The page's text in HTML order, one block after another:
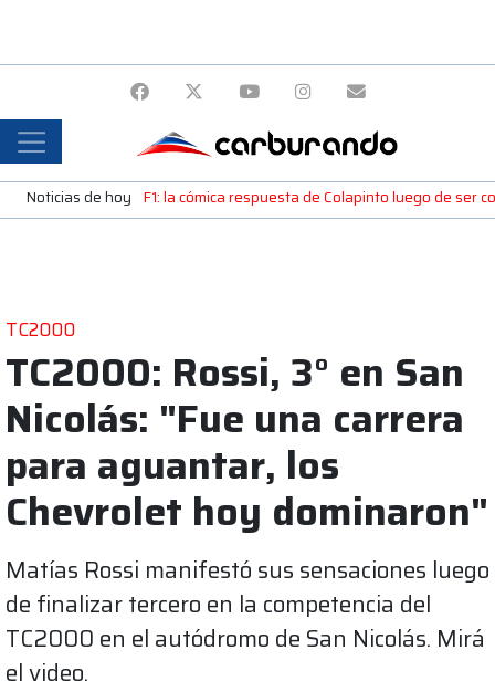
Noticias de hoy F1: la cómica respuesta de Colapinto luego de
TC2000
TC2000: Rossi, 3° en San
Nicolás: "Fue una carrera
para aguantar, los
Chevrolet hoy dominaron"
Matías Rossi manifestó sus sensaciones luego
de finalizar tercero en la competencia del
TC2000 en el autódromo de San Nicolás. Mirá
el video.